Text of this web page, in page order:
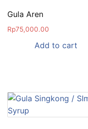
Gula Aren
Rp75,000.00
Add to cart